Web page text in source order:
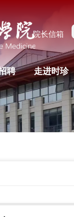
院长信箱
聘 走进时珍